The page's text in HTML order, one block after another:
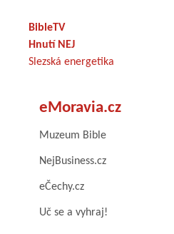
BibleTV
Hnutí NEJ
Slezská energetika
eMoravia.cz
Muzeum Bible
NejBusiness.cz
eČechy.cz
Uč se a vyhraj!